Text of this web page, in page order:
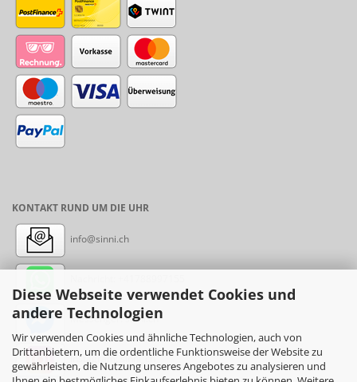
Diese Webseite verwendet Cookies und
andere Technologien
Wir verwenden Cookies und ähnliche Technologien, auch von
Drittanbietern, um die ordentliche Funktionsweise der Website zu
gewährleisten, die Nutzung unseres Angebotes zu analysieren und
KONTAKT RUND UM DIE UHR
info@sinni.ch
Messenger: sinni.ch
Instagram: sinni_ch